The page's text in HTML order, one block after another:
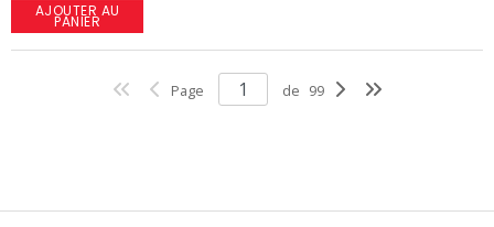
AJOUTER AU
PANIER
Page de 99